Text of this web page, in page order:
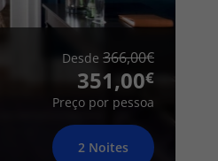
Desde 366,00
351,00
Preço por pessoa
2 Noites